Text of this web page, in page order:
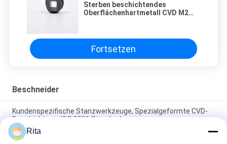
Sterben beschichtendes
Oberflächenhartmetall CVD M2
Fortsetzen
Beschneider
Kundenspezifische Stanzwerkzeuge, Spezialgeformte CVD-
Beschichtung, ISO 9001 Standard
M35 M42 Schneid- und Stanzwerkzeuge, Sonderanfertigung
Rita